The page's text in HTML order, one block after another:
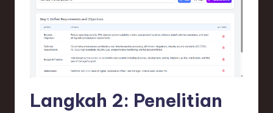
Langkah 2: Penelitian